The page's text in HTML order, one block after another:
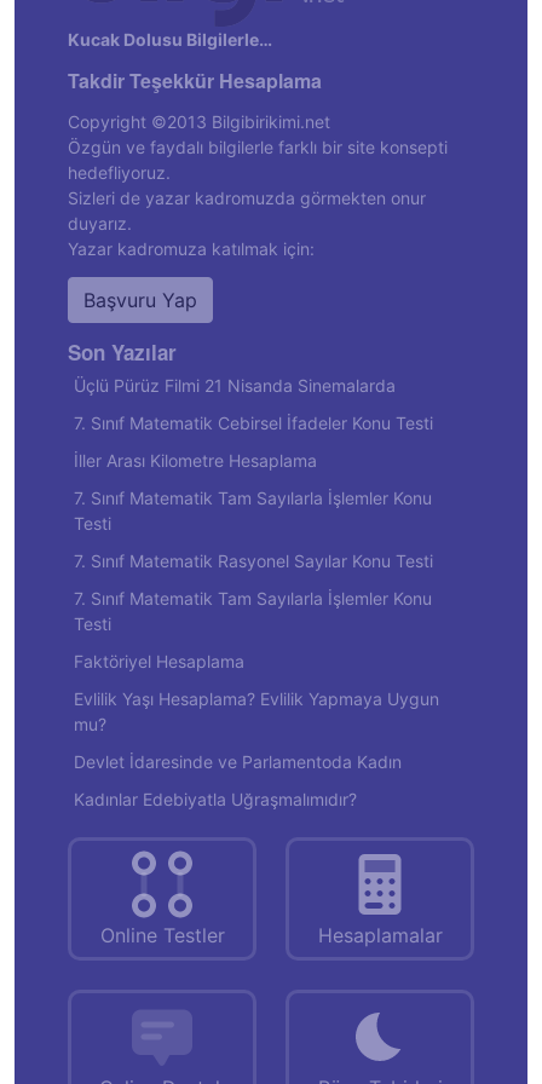
Kucak Dolusu Bilgilerle…
Takdir Teşekkür Hesaplama
Copyright ©2013 Bilgibirikimi.net
Özgün ve faydalı bilgilerle farklı bir site konsepti
hedefliyoruz.
Sizleri de yazar kadromuzda görmekten onur
duyarız.
Yazar kadromuza katılmak için:
Başvuru Yap
Son Yazılar
Üçlü Pürüz Filmi 21 Nisanda Sinemalarda
7. Sınıf Matematik Cebirsel İfadeler Konu Testi
İller Arası Kilometre Hesaplama
7. Sınıf Matematik Tam Sayılarla İşlemler Konu
Testi
7. Sınıf Matematik Rasyonel Sayılar Konu Testi
7. Sınıf Matematik Tam Sayılarla İşlemler Konu
Testi
Faktöriyel Hesaplama
Evlilik Yaşı Hesaplama? Evlilik Yapmaya Uygun
mu?
Devlet İdaresinde ve Parlamentoda Kadın
Kadınlar Edebiyatla Uğraşmalımıdır?
Online Testler Hesaplamalar